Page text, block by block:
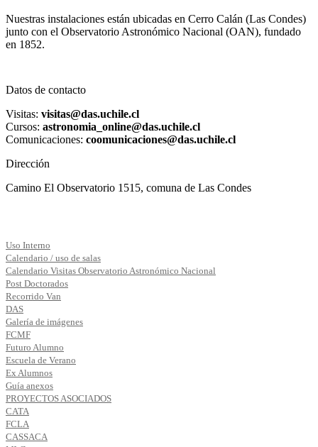
Nuestras instalaciones están ubicadas en Cerro Calán (Las Condes)
junto con el Observatorio Astronómico Nacional (OAN), fundado
en 1852.
Datos de contacto
Visitas: visitas@das.uchile.cl
Cursos: astronomia_online@das.uchile.cl
Comunicaciones: coomunicaciones@das.uchile.cl
Dirección
Camino El Observatorio 1515, comuna de Las Condes
Uso Interno
Calendario / uso de salas
Calendario Visitas Observatorio Astronómico Nacional
Post Doctorados
Recorrido Van
DAS
Galería de imágenes
FCMF
Futuro Alumno
Escuela de Verano
Ex Alumnos
Guía anexos
PROYECTOS ASOCIADOS
CATA
FCLA
CASSACA